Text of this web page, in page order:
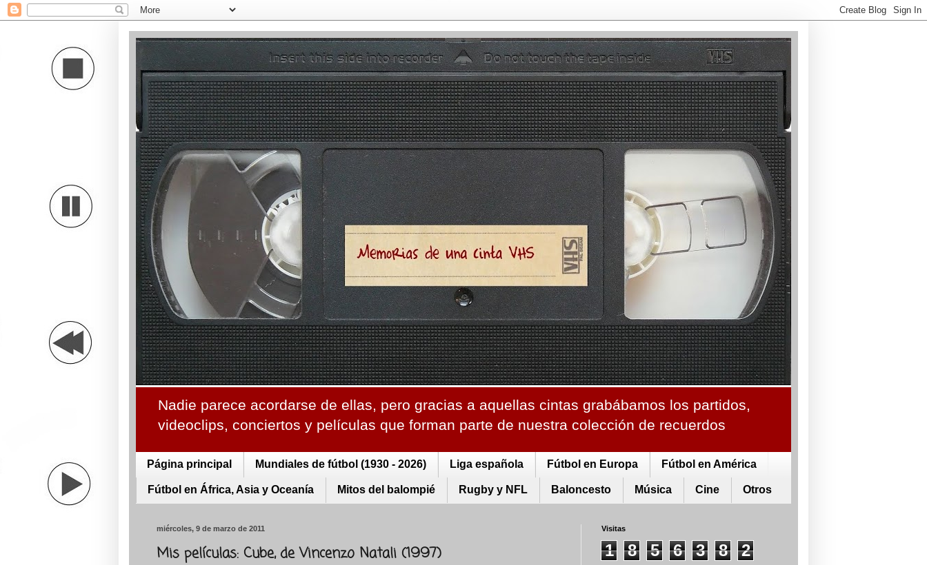
Nadie parece acordarse de ellas, pero gracias a aquellas cintas grabábamos los partidos,
videoclips, conciertos y películas que forman parte de nuestra colección de recuerdos
Página principal Mundiales de fútbol (1930 - 2026) Liga española Fútbol en Europa Fútbol en América
Fútbol en África, Asia y Oceanía Mitos del balompié Rugby y NFL Baloncesto Música Cine Otros
miércoles, 9 de marzo de 2011
Mis películas: Cube, de Vincenzo Natali (1997)
Visitas
1 8 5 6 3 8 2